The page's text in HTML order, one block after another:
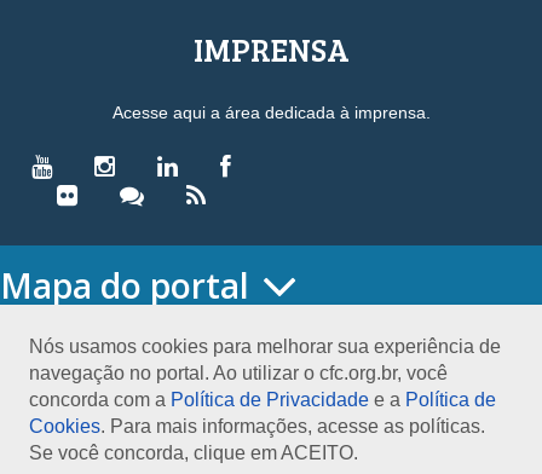
Nós usamos cookies para melhorar sua experiência de
navegação no portal. Ao utilizar o cfc.org.br, você
concorda com a Política de Privacidade e a Política de
Cookies. Para mais informações, acesse as políticas.
Se você concorda, clique em ACEITO.
IMPRENSA
Acesse aqui a área dedicada à imprensa.
Mapa do portal
O CONSELHO
Conselho Diretor
Nossa Sede
Planejamento
Organograma